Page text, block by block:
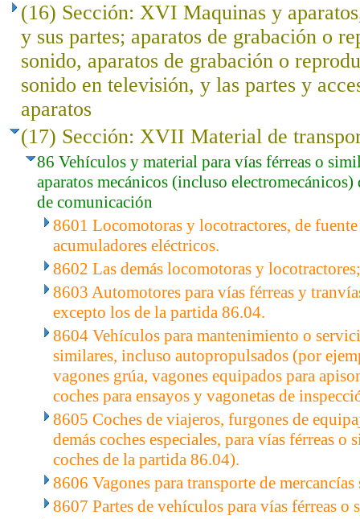
(16) Sección: XVI Maquinas y
y sus partes; aparatos de grabación o
sonido, aparatos de grabación o
sonido en televisión, y las partes y
aparatos
(17) Sección: XVII Material de
86 Vehículos y material para vías férreas o
aparatos mecánicos (incluso
de comunicación
8601 Locomotoras y locotractores, de
acumuladores eléctricos.
8602 Las demás locomotoras y
8603 Automotores para vías férreas y
excepto los de la partida 86.04.
8604 Vehículos para mantenimiento o
similares, incluso autopropulsados (por
vagones grúa, vagones equipados para
coches para ensayos y vagonetas de
8605 Coches de viajeros, furgones de
demás coches especiales, para vías férreas o
coches de la partida 86.04).
8606 Vagones para transporte de
8607 Partes de vehículos para vías férreas o